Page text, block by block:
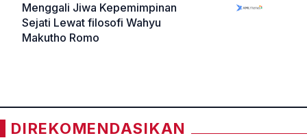
Menggali Jiwa Kepemimpinan
Sejati Lewat filosofi Wahyu
Makutho Romo
DIREKOMENDASIKAN